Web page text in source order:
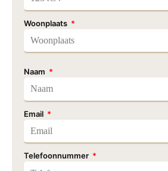
Woonplaats
Naam
Email
Telefoonnummer